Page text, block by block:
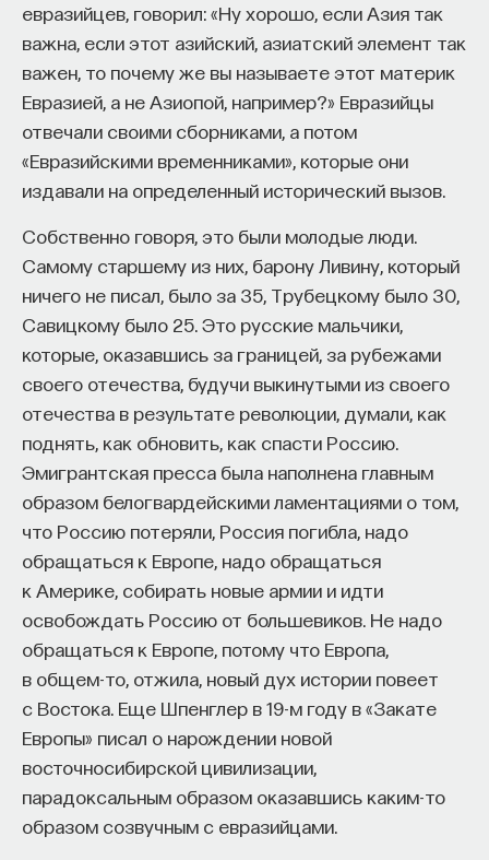
евразийцев, говорил: «Ну хорошо, если Азия так
важна, если этот азийский, азиатский элемент так
важен, то почему же вы называете этот материк
Евразией, а не Азиопой, например?» Евразийцы
отвечали своими сборниками, а потом
«Евразийскими временниками», которые они
издавали на определенный исторический вызов.
Собственно говоря, это были молодые люди.
Самому старшему из них, барону Ливину, который
ничего не писал, было за 35, Трубецкому было 30,
Савицкому было 25. Это русские мальчики,
которые, оказавшись за границей, за рубежами
своего отечества, будучи выкинутыми из своего
отечества в результате революции, думали, как
поднять, как обновить, как спасти Россию.
Эмигрантская пресса была наполнена главным
образом белогвардейскими ламентациями о том,
что Россию потеряли, Россия погибла, надо
обращаться к Европе, надо обращаться
к Америке, собирать новые армии и идти
освобождать Россию от большевиков. Не надо
обращаться к Европе, потому что Европа,
в общем-то, отжила, новый дух истории повеет
с Востока. Еще Шпенглер в 19-м году в «Закате
Европы» писал о нарождении новой
восточносибирской цивилизации,
парадоксальным образом оказавшись каким-то
образом созвучным с евразийцами.
трудный вопрос: кто вообще формирует
целеполагание университета и кто задает тот
смысл, на который он работает? Мне кажется,
университет способен быть субъектом —
не просто выполнять внешний заказ,
а самостоятельно выбирать, на какое будущее
он работает. У него должна быть собственная
он хочет создавать, а затем разворачивать это
в своей деятельности. Когда университет
работает только под заказ, он занимает совсем
другую роль. У классического университета есть
редкая возможность — мыслить на длинной
дистанции и реально влиять на будущее: на то,
как будет мыслить элита, как будет устроена
экономика и как в целом будет разворачиваться
общество».
Знание нельзя просто передать
«Сама проблема гораздо старше, чем может
показаться. Если преподаватель выдает задание,
студент перепоручает его нейросети, а потом
просто приносит готовый текст, это лишь делает
старую проблему совсем уж неустранимой.
Но и привычная университетская схема, в которой
преподаватель что-то рассказал, студент что-то
записал, а затем попытался пересказать это
наизусть, тоже почти не оставляет места для